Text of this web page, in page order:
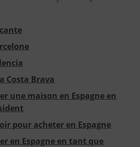
Costa Brava
une maison en Espagne en
pour acheter en Espagne
en Espagne en tant que